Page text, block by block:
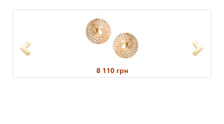
Previous
8 110 грн
Next